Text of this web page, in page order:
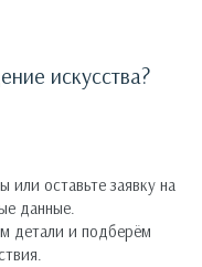
искусства?
оставьте заявку на
данные.
детали и подберём